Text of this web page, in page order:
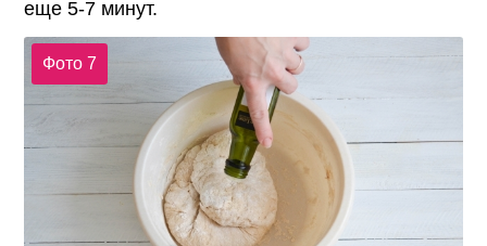
еще 5-7 минут.
Фото 7